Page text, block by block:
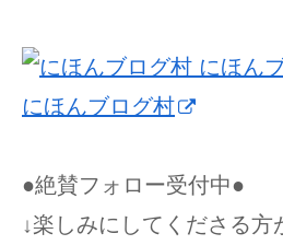
にほんブログ村
●絶賛フォロー受付中●
↓楽しみにしてくださる方